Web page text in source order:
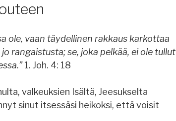
ole, vaan täydellinen rakkaus karkottaa
rangaistusta; se, joka pelkää, ei ole tullut
1. Joh. 4: 18
valkeuksien Isältä, Jeesukselta
sinut itsessäsi heikoksi, että voisit